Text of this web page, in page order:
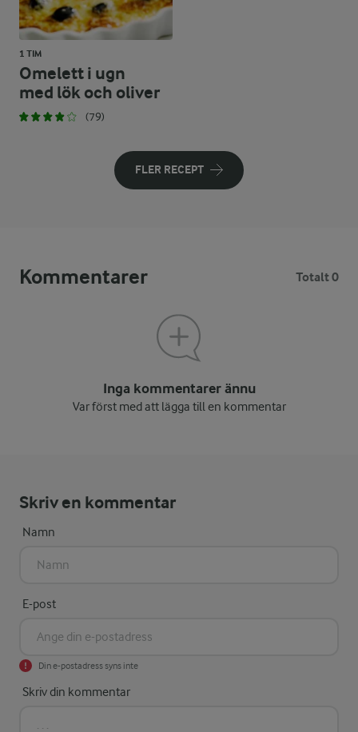
1 TIM
Omelett i ugn
med lök och oliver
(79)
FLER RECEPT
Kommentarer Totalt 0
Inga kommentarer ännu
Var först med att lägga till en kommentar
Skriv en kommentar
Namn
E-post
Din e-postadress syns inte
Skriv din kommentar